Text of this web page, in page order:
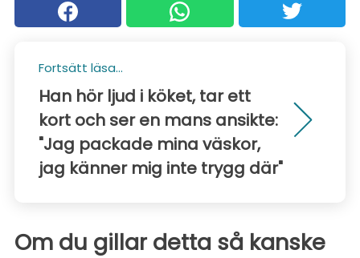
Fortsätt läsa...
Han hör ljud i köket, tar ett
kort och ser en mans ansikte:
"Jag packade mina väskor,
jag känner mig inte trygg där"
Om du gillar detta så kanske